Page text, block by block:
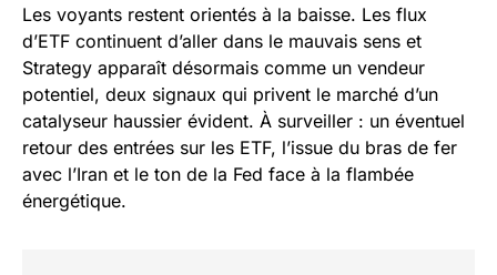
Les voyants restent orientés à la baisse. Les flux
d’ETF continuent d’aller dans le mauvais sens et
Strategy apparaît désormais comme un vendeur
potentiel, deux signaux qui privent le marché d’un
catalyseur haussier évident. À surveiller : un éventuel
retour des entrées sur les ETF, l’issue du bras de fer
avec l’Iran et le ton de la Fed face à la flambée
énergétique.